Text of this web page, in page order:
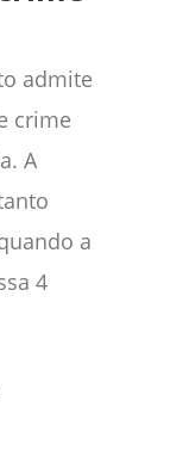
admite
crime
A
a
4